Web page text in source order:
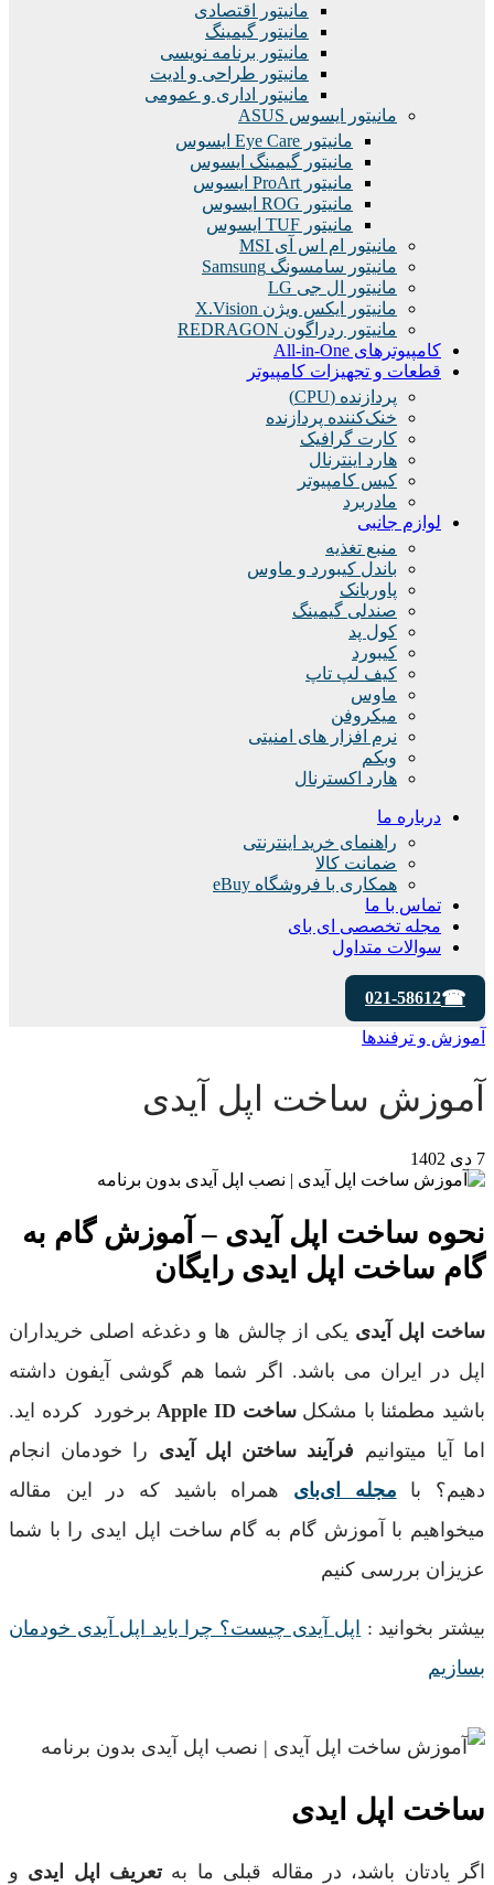
مانیتور اقتصادی
مانیتور گیمینگ
مانیتور برنامه نویسی
مانیتور طراحی و ادیت
مانیتور اداری و عمومی
مانیتور ایسوس ASUS
مانیتور Eye Care ایسوس
مانیتور گیمینگ ایسوس
مانیتور ProArt ایسوس
مانیتور ROG ایسوس
مانیتور TUF ایسوس
مانیتور ام اس آی MSI
مانیتور سامسونگ Samsung
مانیتور ال جی LG
مانیتور ایکس ویژن X.Vision
مانیتور ردراگون REDRAGON
کامپیوترهای All-in-One
قطعات و تجهیزات کامپیوتر
پردازنده (CPU)
خنک‌کننده پردازنده
کارت گرافیک
هارد اینترنال
کیس کامپیوتر
مادربرد
لوازم جانبی
منبع تغذیه
باندل کیبورد و ماوس
پاوربانک
صندلی گیمینگ
کول پد
کیبورد
کیف لپ تاپ
ماوس
میکروفن
نرم افزار های امنیتی
وبکم
هارد اکسترنال
درباره ما
راهنمای خرید اینترنتی
ضمانت کالا
همکاری با فروشگاه eBuy
تماس با ما
مجله تخصصی ای‌ بای
سوالات متداول
021-58612
آموزش و ترفندها
آموزش ساخت اپل آیدی
7 دی 1402
نحوه ساخت اپل آیدی – آموزش گام به
گام ساخت اپل ایدی رایگان
ساخت اپل آیدی یکی از چالش ها و دغدغه اصلی خریداران
اپل در ایران می باشد. اگر شما هم گوشی آیفون داشته
باشید مطمئنا با مشکلساخت Apple ID برخورد کرده اید.
اما آیا میتوانیم فرآیند ساختن اپل آیدی را خودمان انجام
دهیم؟ با مجله ای‌بای همراه باشید که در این مقاله
میخواهیم با آموزش گام به گام ساخت اپل ایدی را با شما
عزیزان بررسی کنیم
بیشتر بخوانید :
اپل آیدی چیست؟ چرا باید اپل آیدی خودمان
بسازیم
ساخت اپل ایدی
اگر یادتان باشد، در مقاله قبلی ما بهتعریف اپل ایدی و